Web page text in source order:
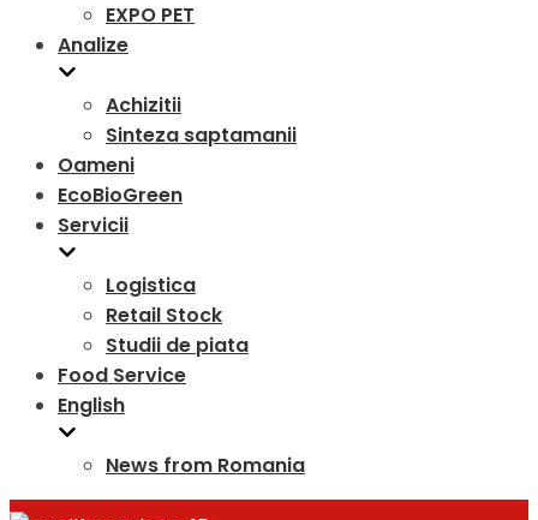
EXPO PET
Analize
Achizitii
Sinteza saptamanii
Oameni
EcoBioGreen
Servicii
Logistica
Retail Stock
Studii de piata
Food Service
English
News from Romania